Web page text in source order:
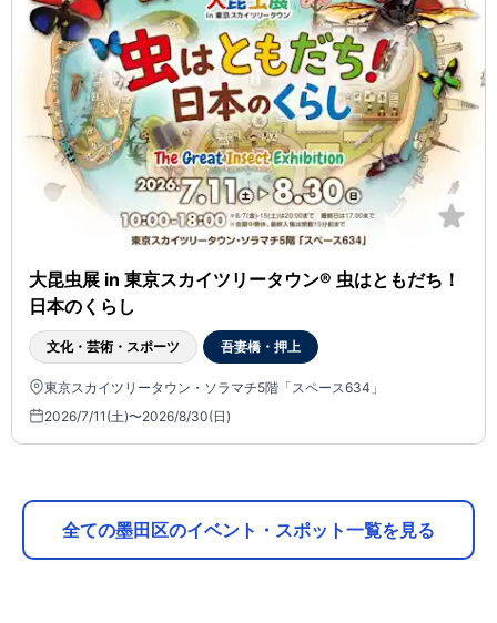
大昆虫展 in 東京スカイツリータウン® 虫はともだち！
日本のくらし
文化・芸術・スポーツ 吾妻橋・押上
東京スカイツリータウン・ソラマチ5階「スペース634」
2026/7/11(土)〜2026/8/30(日)
全ての墨田区のイベント・スポット一覧を見る